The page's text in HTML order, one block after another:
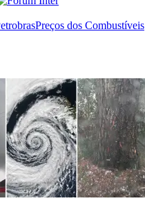
Preços dos Combustíveis